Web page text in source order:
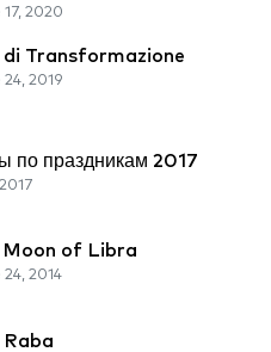
2020
di Transformazione
2019
по праздникам 2017
Moon of Libra
2014
Raba